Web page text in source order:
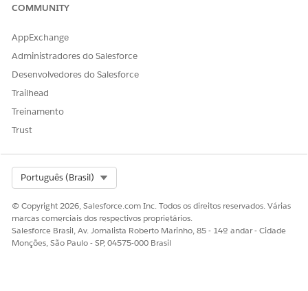
COMMUNITY
AppExchange
Administradores do Salesforce
Desenvolvedores do Salesforce
Trailhead
Treinamento
Trust
Português (Brasil)
© Copyright 2026, Salesforce.com Inc. Todos os direitos reservados. Várias
marcas comerciais dos respectivos proprietários.
Salesforce Brasil, Av. Jornalista Roberto Marinho, 85 - 14º andar - Cidade
Monções, São Paulo - SP, 04575-000 Brasil